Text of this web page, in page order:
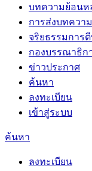
บทความย้อนห
การส่งบทความ
จริยธรรมการ
กองบรรณาธิก
ข่าวประกาศ
ค้นหา
ลงทะเบียน
เข้าสู่ระบบ
ค้นหา
ลงทะเบียน